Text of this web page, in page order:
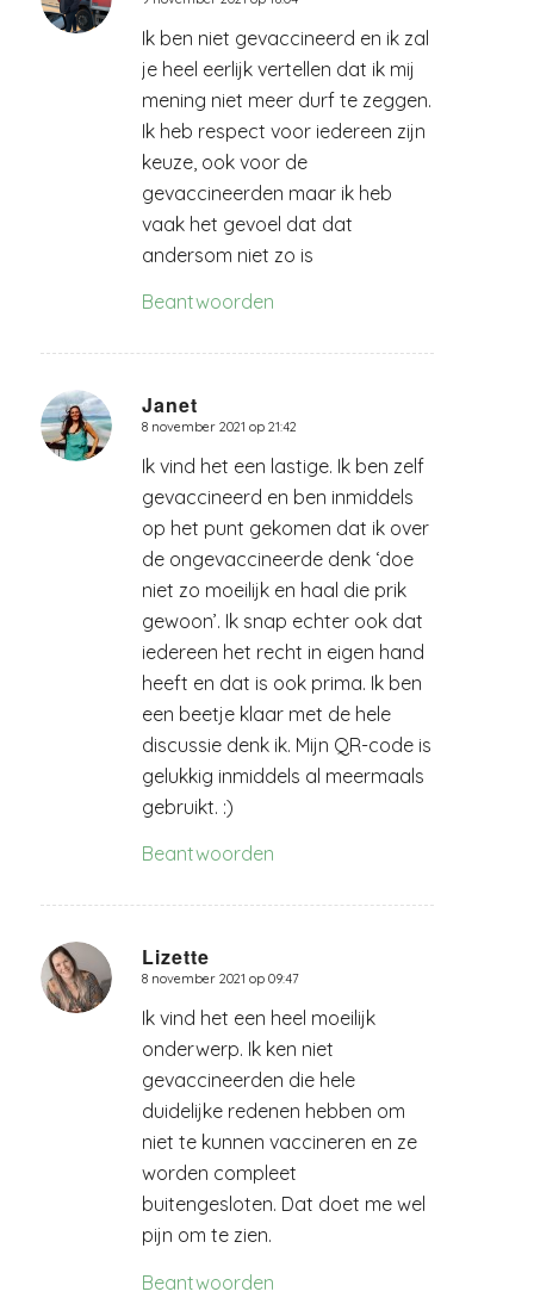
zegt:
Ik ben niet gevaccineerd en ik zal
je heel eerlijk vertellen dat ik mij
mening niet meer durf te zeggen.
Ik heb respect voor iedereen zijn
keuze, ook voor de
gevaccineerden maar ik heb
vaak het gevoel dat dat
andersom niet zo is
Beantwoorden
Janet
zegt:
8 november 2021 op 21:42
Ik vind het een lastige. Ik ben zelf
gevaccineerd en ben inmiddels
op het punt gekomen dat ik over
de ongevaccineerde denk ‘doe
niet zo moeilijk en haal die prik
gewoon’. Ik snap echter ook dat
iedereen het recht in eigen hand
heeft en dat is ook prima. Ik ben
een beetje klaar met de hele
discussie denk ik. Mijn QR-code is
gelukkig inmiddels al meermaals
gebruikt. :)
Beantwoorden
Lizette
zegt:
8 november 2021 op 09:47
Ik vind het een heel moeilijk
onderwerp. Ik ken niet
gevaccineerden die hele
duidelijke redenen hebben om
niet te kunnen vaccineren en ze
worden compleet
buitengesloten. Dat doet me wel
pijn om te zien.
Beantwoorden